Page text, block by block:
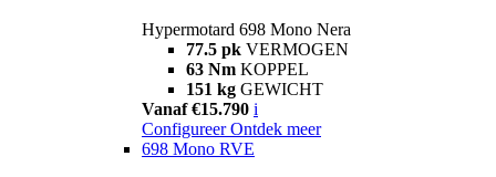
Hypermotard 698 Mono Nera
77.5 pk VERMOGEN
63 Nm KOPPEL
151 kg GEWICHT
Vanaf €15.790 i
Configureer Ontdek meer
698 Mono RVE